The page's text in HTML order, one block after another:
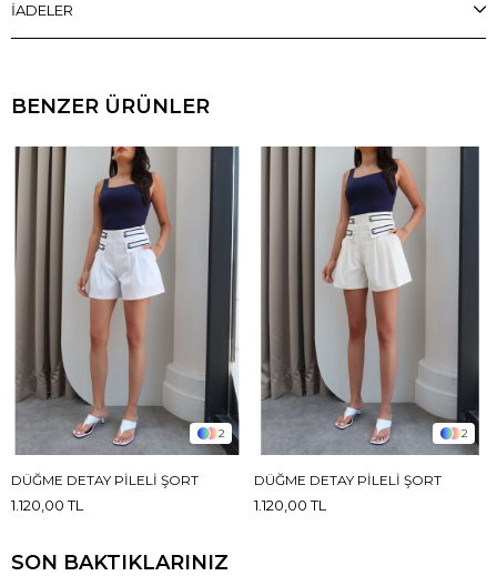
İADELER
BENZER ÜRÜNLER
2
DÜĞME DETAY PILELI ŞORT
1.120,00 TL
2
DÜĞME DETAY PILELI ŞORT
1.120,00 TL
SON BAKTIKLARINIZ